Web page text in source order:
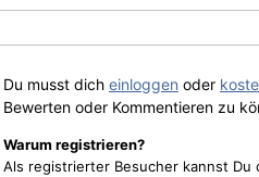
Du musst dich einloggen oder
Bewerten oder Kommentieren zu
Warum registrieren?
Als registrierter Besucher kannst